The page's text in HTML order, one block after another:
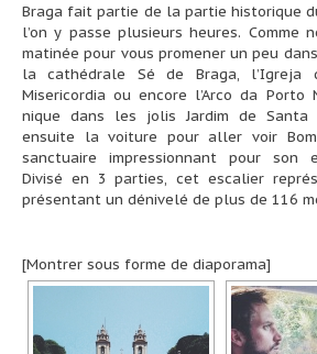
Braga fait partie de la partie historique
l’on y passe plusieurs heures. Comme
matinée pour vous promener un peu
la cathédrale Sé de Braga, l’Igreja
Misericordia ou encore l’Arco da Porto
nique dans les jolis Jardim de Santa
ensuite la voiture pour aller voir
sanctuaire impressionnant pour son
Divisé en 3 parties, cet escalier
présentant un dénivelé de plus de 116
[Montrer sous forme de diaporama]